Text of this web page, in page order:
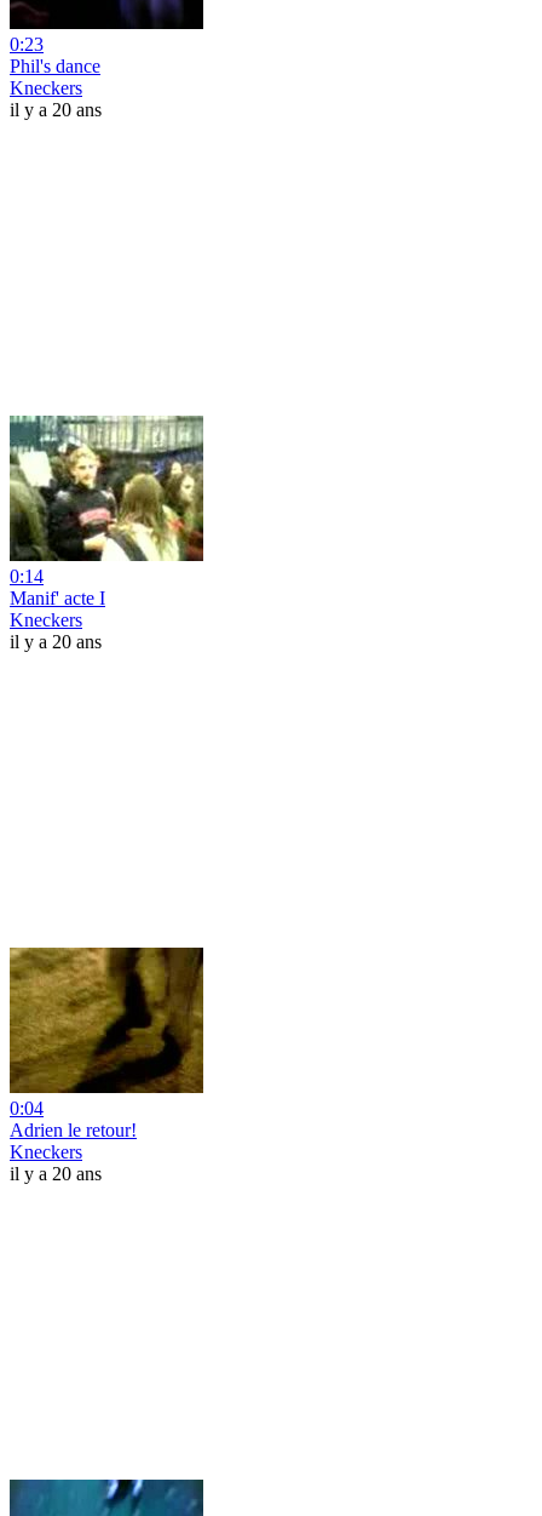
0:23
Phil's dance
Kneckers
il y a 20 ans
0:14
Manif' acte I
Kneckers
il y a 20 ans
0:04
Adrien le retour!
Kneckers
il y a 20 ans